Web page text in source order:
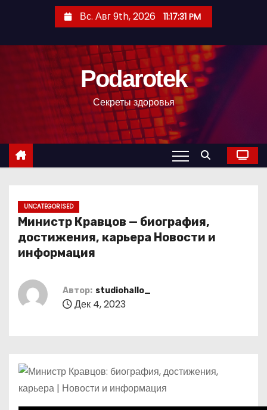
с
Вс. Авг 9th, 2026 11:17:32 PM
Podarotek
Секреты здоровья
UNCATEGORISED
Министр Кравцов — биография,
достижения, карьера Новости и
информация
Автор: studiohallo_
Дек 4, 2023